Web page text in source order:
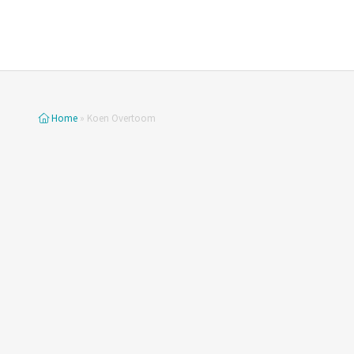
Home » Koen Overtoom